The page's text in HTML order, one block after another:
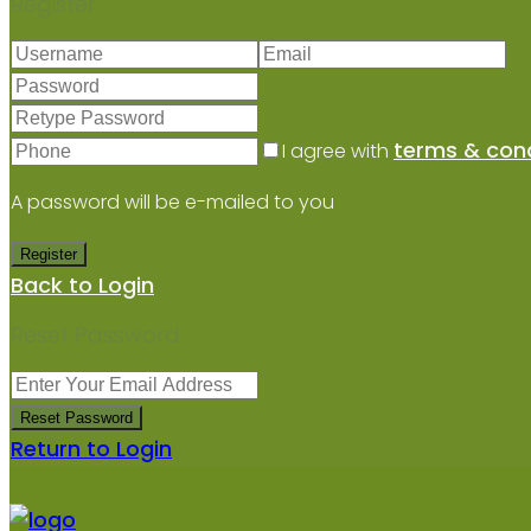
I agree with terms &
A password will be e-mailed to you
Register
Back to Login
Reset Password
Reset Password
Return to Login